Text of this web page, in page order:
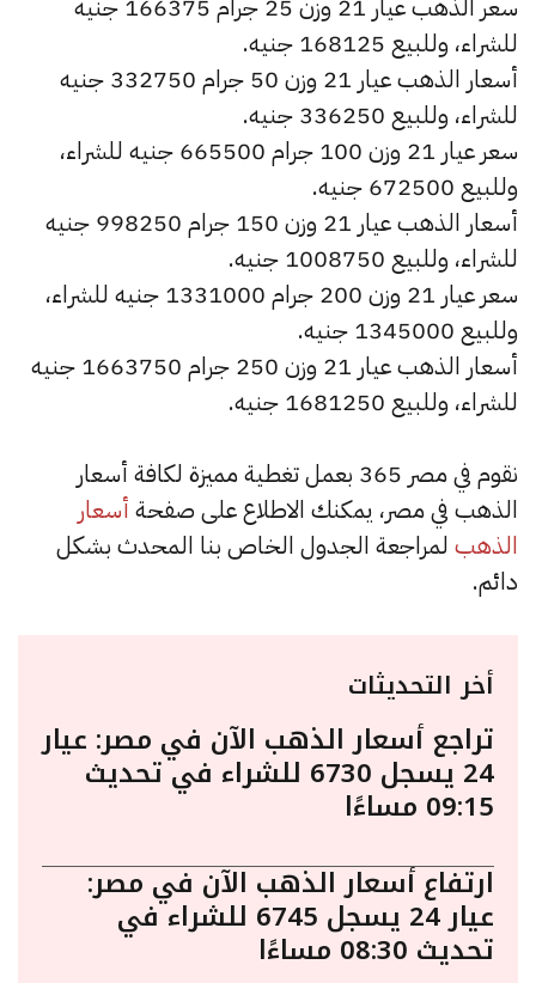
للشراء، وللبيع 168125 جنيه.
أسعار الذهب عيار 21 وزن 50 جرام 332750 جنيه
للشراء، وللبيع 336250 جنيه.
سعر عيار 21 وزن 100 جرام 665500 جنيه للشراء،
وللبيع 672500 جنيه.
أسعار الذهب عيار 21 وزن 150 جرام 998250 جنيه
للشراء، وللبيع 1008750 جنيه.
سعر عيار 21 وزن 200 جرام 1331000 جنيه للشراء،
وللبيع 1345000 جنيه.
أسعار الذهب عيار 21 وزن 250 جرام 1663750 جنيه
للشراء، وللبيع 1681250 جنيه.
نقوم في مصر 365 بعمل تغطية مميزة لكافة أسعار
الذهب في مصر، يمكنك الاطلاع على صفحة أسعار
الذهب لمراجعة الجدول الخاص بنا المحدث بشكل
دائم.
أخر التحديثات
تراجع أسعار الذهب الآن في مصر: عيار
24 يسجل 6730 للشراء في تحديث
09:15 مساءًا
ارتفاع أسعار الذهب الآن في مصر:
عيار 24 يسجل 6745 للشراء في
تحديث 08:30 مساءًا